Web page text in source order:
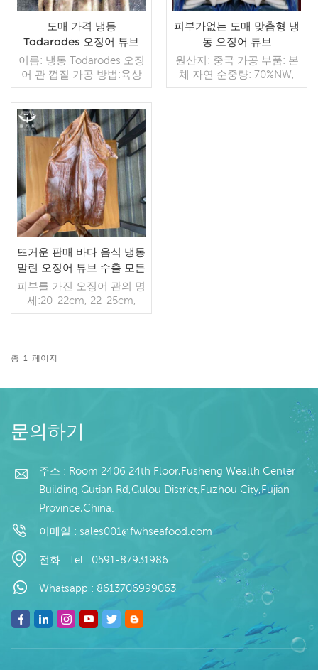
도매 가격 냉동
Todarodes 오징어 튜브
판매 중
이름: 냉동 Todarodes 오징
어 관 껍질 가공 방법:육상
냉동, BQF 유통 기한:-18℃
에서 24개월 GW
10.3kg/bag NW
10.0kg/bag 원산지:Fujian,
China
더 읽기
피부가없는 도매 맞춤형 냉
동 오징어 튜브
원산지: 중국 가공 부품: 본
체 자연 순중량: 70%NW,
60%NW, 또는 고객의 요구
뜨거운 판매 바다 음식 냉동
말린 오징어 튜브 수출 모든
종류의 해산물 도매 공급 업
체
피부를 가진 오징어 관의 명
세:20-22cm, 22-25cm,
>=25cm, 맞춤형 오징어관
어부위 : 오징어관, 오징어
유통기한 : 레조 18도 이하
총 1 페이지
문의하기
주소 : Room 2406 24th Floor,Fusheng Wealth Center
Building,Gutian Rd,Gulou District,Fuzhou City,Fujian
Province,China.
이메일 : sales001@fwhseafood.com
전화 : Tel : 0591-87931986
Whatsapp : 8613706999063